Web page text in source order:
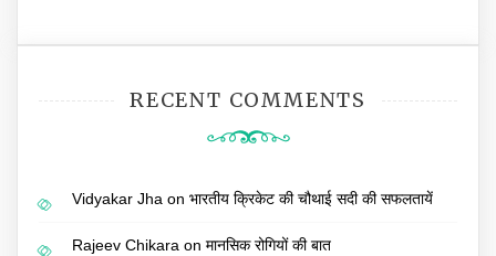
RECENT COMMENTS
Vidyakar Jha on भारतीय क्रिकेट की चौथाई सदी की सफलतायें
Rajeev Chikara on मानसिक रोगियों की बात